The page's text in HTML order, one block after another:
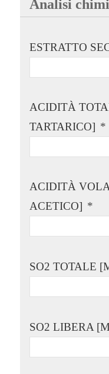
Analisi
ESTRATTO
ACIDITÀ
TARTARICO] *
ACIDITÀ
ACETICO] *
SO2 TOTALE
SO2 LIBERA